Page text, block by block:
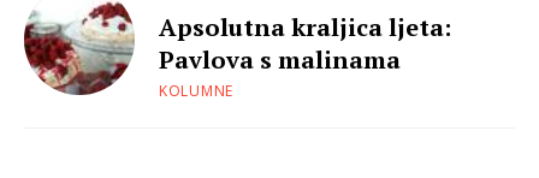
Apsolutna kraljica ljeta:
Pavlova s malinama
KOLUMNE